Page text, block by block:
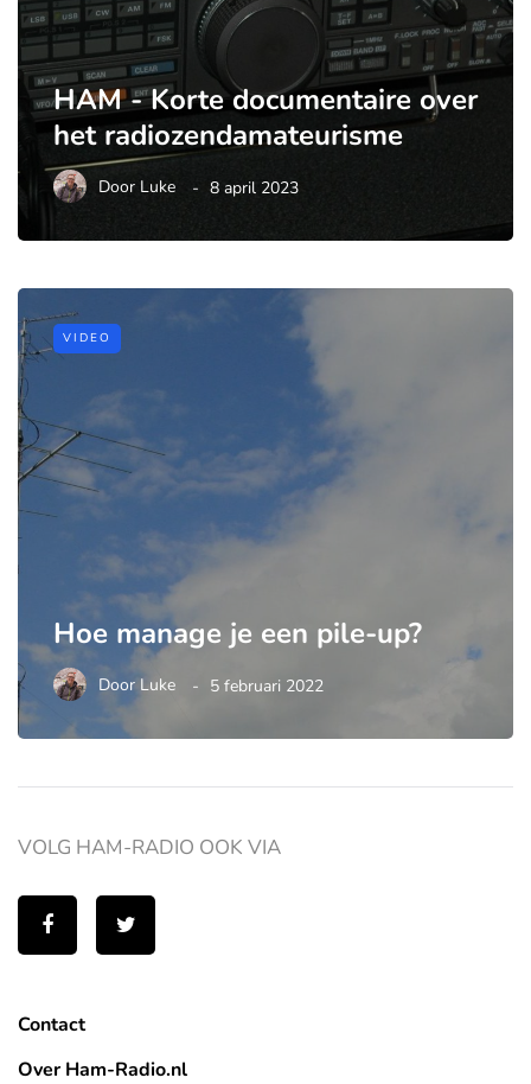
HAM - Korte documentaire over
het radiozendamateurisme
Door Luke 8 april 2023
VIDEO
Hoe manage je een pile-up?
Door Luke 5 februari 2022
Contact
Over Ham-Radio.nl
VOLG HAM-RADIO OOK VIA